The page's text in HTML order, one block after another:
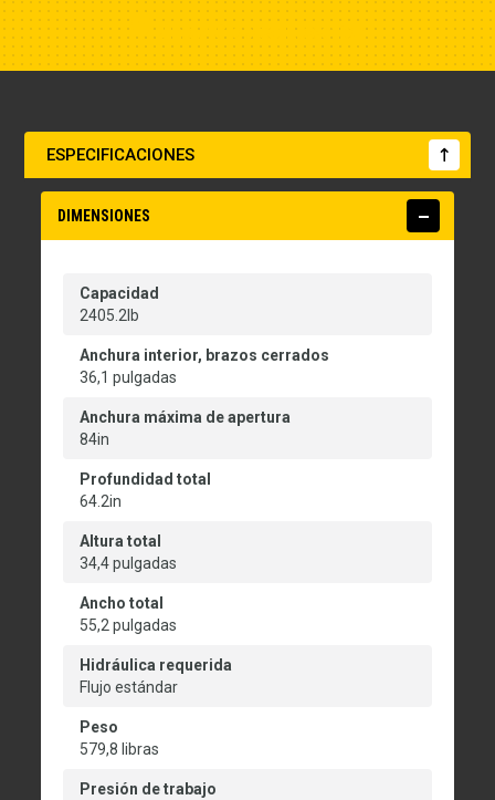
ESPECIFICACIONES
DIMENSIONES
Capacidad
2405.2lb
Anchura interior, brazos cerrados
36,1 pulgadas
Anchura máxima de apertura
84in
Profundidad total
64.2in
Altura total
34,4 pulgadas
Ancho total
55,2 pulgadas
Hidráulica requerida
Flujo estándar
Peso
579,8 libras
Presión de trabajo